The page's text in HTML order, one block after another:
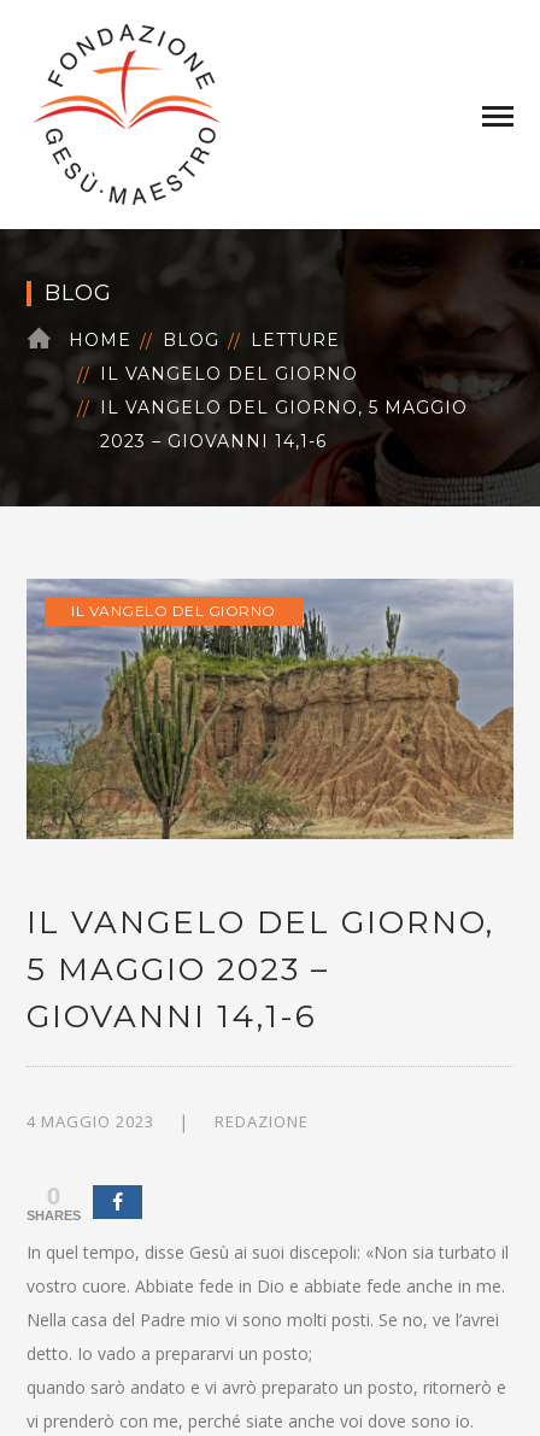
BLOG
HOME BLOG
LETTURE
IL VANGELO DEL GIORNO
IL VANGELO DEL GIORNO, 5 MAGGIO
2023 – GIOVANNI 14,1-6
IL VANGELO DEL GIORNO
IL VANGELO DEL GIORNO,
5 MAGGIO 2023 –
GIOVANNI 14,1-6
4 MAGGIO 2023 REDAZIONE
0
SHARES
In quel tempo, disse Gesù ai suoi discepoli: «Non sia turbato il
vostro cuore. Abbiate fede in Dio e abbiate fede anche in me.
Nella casa del Padre mio vi sono molti posti. Se no, ve l’avrei
detto. Io vado a prepararvi un posto;
quando sarò andato e vi avrò preparato un posto, ritornerò e
vi prenderò con me, perché siate anche voi dove sono io.